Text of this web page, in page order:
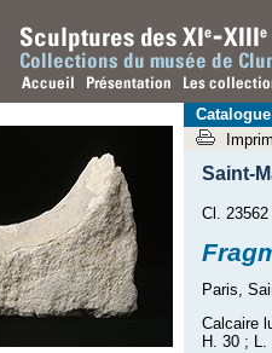
Saint-
Cl. 23562
Paris,
Calcaire
H. 30 ;
Catalogue